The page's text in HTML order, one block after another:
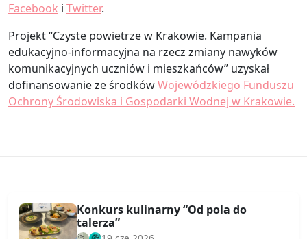
Facebook i Twitter.
Projekt “Czyste powietrze w Krakowie. Kampania
edukacyjno-informacyjna na rzecz zmiany nawyków
komunikacyjnych uczniów i mieszkańców” uzyskał
dofinansowanie ze środkówWojewódzkiego Funduszu
Ochrony Środowiska i Gospodarki Wodnej w Krakowie.
Konkurs kulinarny “Od pola do
talerza”